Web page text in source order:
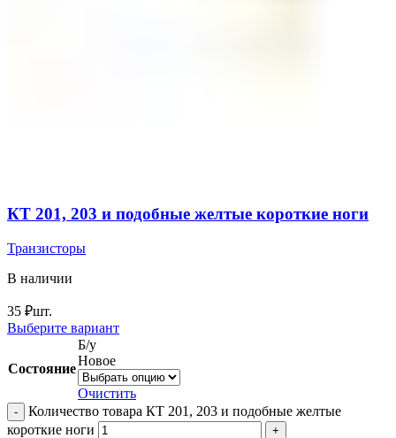
КТ 201, 203 и подобные желтые короткие ноги
Транзисторы
В наличии
35 ₽шт.
Выберите вариант
Состояние
Б/у
Новое
Очистить
Количество товара КТ 201, 203 и подобные желтые
короткие ноги